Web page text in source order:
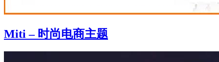
Miti – 时尚电商主题